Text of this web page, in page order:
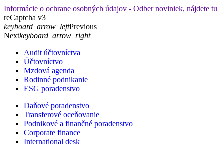
Informácie o ochrane osobných údajov - Odber noviniek, nájdete tu
reCaptcha v3
keyboard_arrow_leftPrevious
Nextkeyboard_arrow_right
Audit účtovníctva
Účtovníctvo
Mzdová agenda
Rodinné podnikanie
ESG poradenstvo
Daňové poradenstvo
Transferové oceňovanie
Podnikové a finančné poradenstvo
Corporate finance
International desk